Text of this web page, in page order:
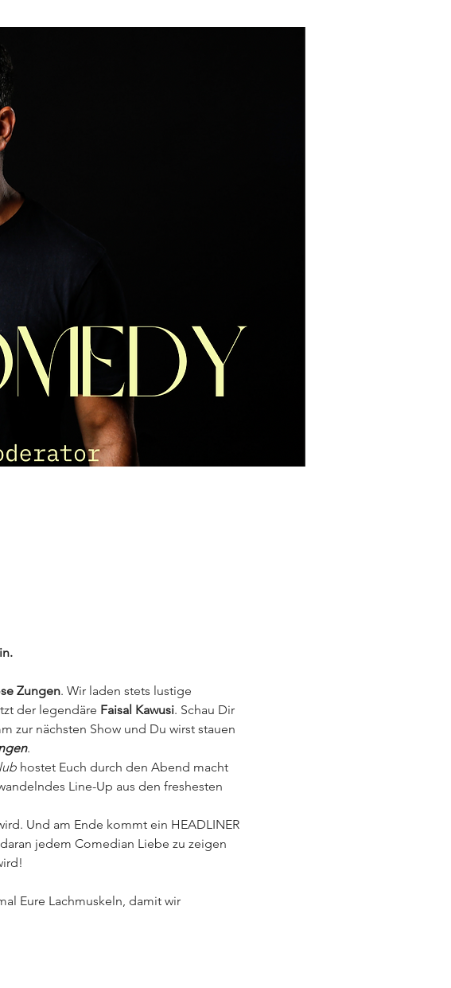
Zungen. Wir laden stets lustige
der legendäre Faisal Kawusi. Schau Dir
zur nächsten Show und Du wirst stauen
.
hostet Euch durch den Abend macht
Line-Up aus den freshesten
Und am Ende kommt ein HEADLINER
jedem Comedian Liebe zu zeigen
Eure Lachmuskeln, damit wir